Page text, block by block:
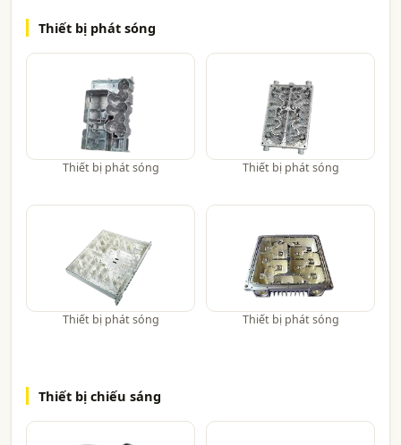
Thiết bị phát sóng
Thiết bị phát sóng Thiết bị phát sóng
Thiết bị phát sóng Thiết bị phát sóng
Thiết bị chiếu sáng